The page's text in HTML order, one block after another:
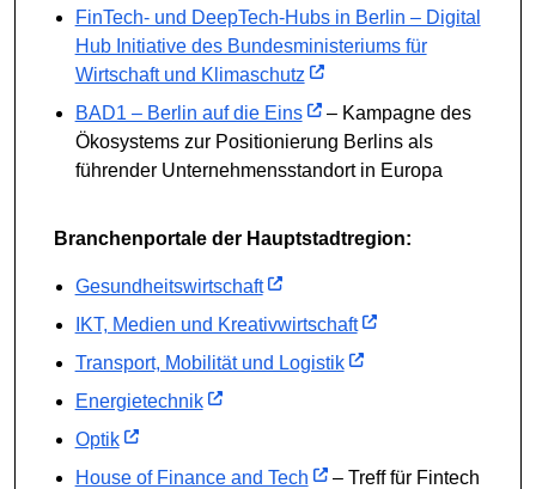
FinTech- und DeepTech-Hubs in Berlin – Digital
Hub Initiative des Bundesministeriums für
Wirtschaft und Klimaschutz
BAD1 – Berlin auf die Eins
– Kampagne des
Ökosystems zur Positionierung Berlins als
führender Unternehmensstandort in Europa
Branchenportale der Hauptstadtregion:
Gesundheitswirtschaft
IKT, Medien und Kreativwirtschaft
Transport, Mobilität und Logistik
Energietechnik
Optik
House of Finance and Tech
– Treff für Fintech